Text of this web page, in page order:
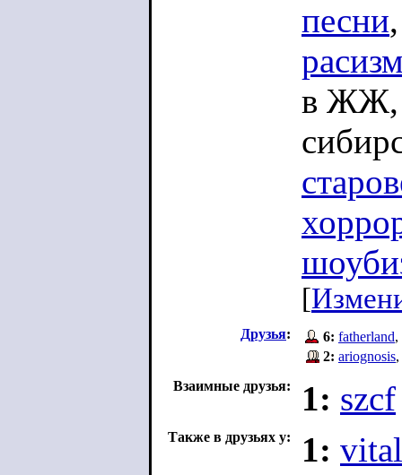
песни
в ЖЖ,
[
Друзья: 6: fatherland,
2: ariognosis,
Взаимные друзья:
1: szcf
Также в друзьях у: 1: